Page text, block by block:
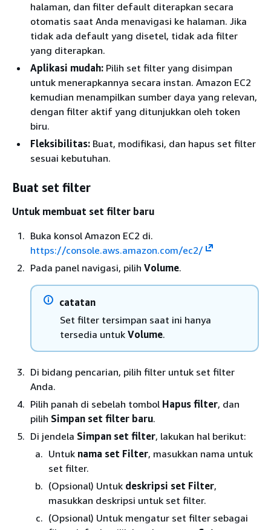
halaman, dan filter default diterapkan secara
otomatis saat Anda menavigasi ke halaman. Jika
tidak ada default yang disetel, tidak ada filter
yang diterapkan.
Aplikasi mudah: Pilih set filter yang disimpan
untuk menerapkannya secara instan. Amazon EC2
kemudian menampilkan sumber daya yang relevan,
dengan filter aktif yang ditunjukkan oleh token
biru.
Fleksibilitas: Buat, modifikasi, dan hapus set filter
sesuai kebutuhan.
Buat set filter
Untuk membuat set filter baru
Buka konsol Amazon EC2 di.
https://console.aws.amazon.com/ec2/
Pada panel navigasi, pilih Volume.
catatan
Set filter tersimpan saat ini hanya
tersedia untuk Volume.
Di bidang pencarian, pilih filter untuk set filter
Anda.
Pilih panah di sebelah tombol Hapus filter, dan
pilih Simpan set filter baru.
Di jendela Simpan set filter, lakukan hal berikut:
Untuk nama set Filter, masukkan nama untuk
set filter.
(Opsional) Untuk deskripsi set Filter,
masukkan deskripsi untuk set filter.
(Opsional) Untuk mengatur set filter sebagai